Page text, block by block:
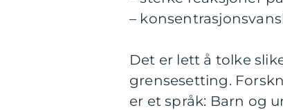
–
Det er lett å tolke
grensesetting.
er et språk: Barn og